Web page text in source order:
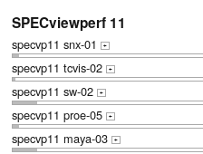
SPECviewperf 11
specvp11 snx-01 +
specvp11 tcvis-02 +
specvp11 sw-02 +
specvp11 proe-05 +
specvp11 maya-03 +